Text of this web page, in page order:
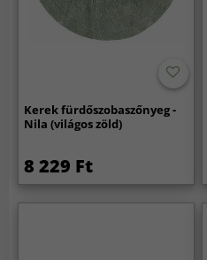
Kerek fürdőszobaszőnyeg -
Nila (világos zöld)
8 229 Ft